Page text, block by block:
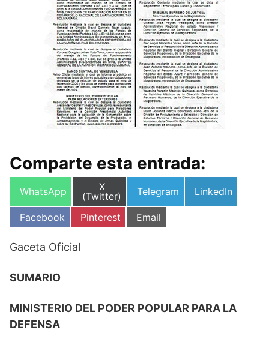
Comparte esta entrada:
Compartir
WhatsApp
Compartir
en
X
(Twitter)
Compartir
Telegram
Compartir
LinkedIn
Compartir
en
Facebook
Compartir
en
Pinterest
Compartir
en
Email
Gaceta Oficial
SUMARIO
MINISTERIO DEL PODER POPULAR PARA LA
DEFENSA